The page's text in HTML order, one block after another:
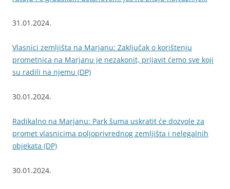
31.01.2024.
Vlasnici zemljišta na Marjanu: Zaključak o korištenju
prometnica na Marjanu je nezakonit, prijavit ćemo sve koji
su radili na njemu (DP)
30.01.2024.
Radikalno na Marjanu: Park šuma uskratit će dozvole za
promet vlasnicima poljoprivrednog zemljišta i nelegalnih
objekata (DP)
30.01.2024.